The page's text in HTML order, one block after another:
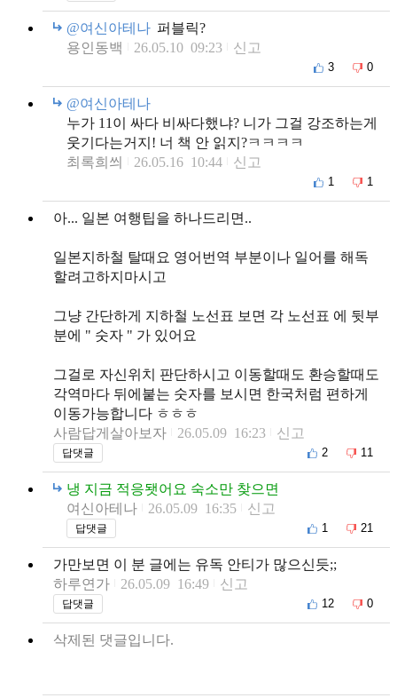
@여신아테나 퍼블릭?
용인동백
26.05.10 09:23 신고
3 0
@여신아테나
누가 11이 싸다 비싸다했냐? 니가 그걸 강조하는게
웃기다는거지! 너 책 안 읽지?ㅋㅋㅋㅋ
최록희씌
26.05.16 10:44 신고
1 1
아... 일본 여행팁을 하나드리면..
일본지하철 탈때요 영어번역 부분이나 일어를 해독
할려고하지마시고
그냥 간단하게 지하철 노선표 보면 각 노선표 에 뒷부
분에 " 숫자 " 가 있어요
그걸로 자신위치 판단하시고 이동할때도 환승할때도
각역마다 뒤에붙는 숫자를 보시면 한국처럼 편하게
이동가능합니다 ㅎㅎㅎ
사람답게살아보자
26.05.09 16:23 신고
답댓글 2 11
냉 지금 적응됏어요 숙소만 찾으면
여신아테나
26.05.09 16:35 신고
답댓글 1 21
가만보면 이 분 글에는 유독 안티가 많으신듯;;
하루연가
26.05.09 16:49 신고
답댓글 12 0
삭제된 댓글입니다.